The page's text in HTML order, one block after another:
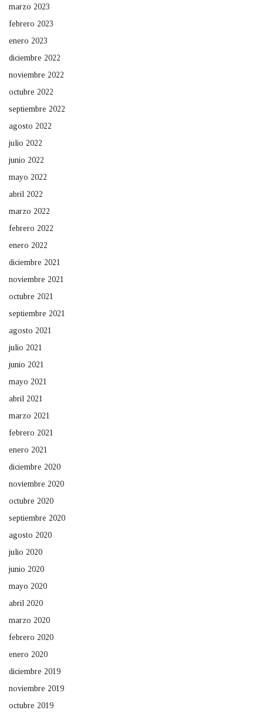
marzo 2023
febrero 2023
enero 2023
diciembre 2022
noviembre 2022
octubre 2022
septiembre 2022
agosto 2022
julio 2022
junio 2022
mayo 2022
abril 2022
marzo 2022
febrero 2022
enero 2022
diciembre 2021
noviembre 2021
octubre 2021
septiembre 2021
agosto 2021
julio 2021
junio 2021
mayo 2021
abril 2021
marzo 2021
febrero 2021
enero 2021
diciembre 2020
noviembre 2020
octubre 2020
septiembre 2020
agosto 2020
julio 2020
junio 2020
mayo 2020
abril 2020
marzo 2020
febrero 2020
enero 2020
diciembre 2019
noviembre 2019
octubre 2019